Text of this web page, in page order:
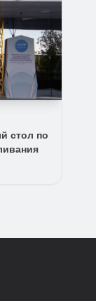
стол по